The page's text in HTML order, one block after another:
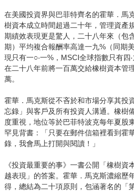
在美國投資界與巴菲特齊名的霍華．馬
樹資本成立時間超過二十年，管理資產
期績效表現更是驚人，二十八年來（包
期）平均複合報酬率高達一九%（同期
現只有一○‧一%，MSCI全球指數只有四
在二十八年前將一百萬交給橡樹資本管
萬。
霍華．馬克斯從不吝於和市場分享其投
忘錄」與客戶及所有投資人溝通。橡樹
度重視，地位等於巴菲特波克每年夏股
罕見背書：「只要在郵件信箱裡看到霍
錄，我會馬上打開與閱讀！」
《投資最重要的事》一書公開「橡樹資
越表現」的答案。霍華．馬克斯濃縮歷
得，總結為二十項原則，包涵著名的「